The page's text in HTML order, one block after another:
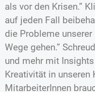
als vor den Krisen.”
auf jeden Fall
die Probleme
Wege gehen.”
und mehr mit
Kreativität in unseren
MitarbeiterInnen